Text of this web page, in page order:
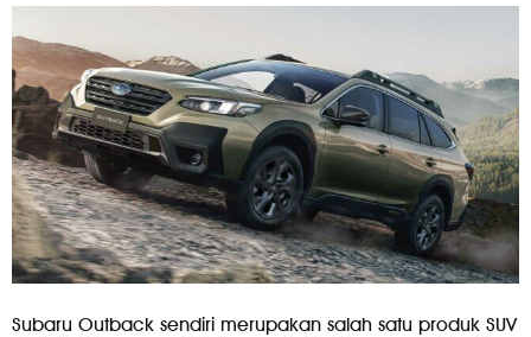
Subaru Outback sendiri merupakan salah satu produk SUV